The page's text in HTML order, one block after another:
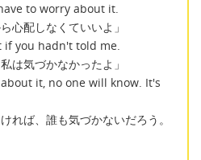
to worry about it.
心配しなくていいよ」
if you hadn't told me.
は気づかなかったよ」
it, no one will know. It's
れば、誰も気づかないだろう。